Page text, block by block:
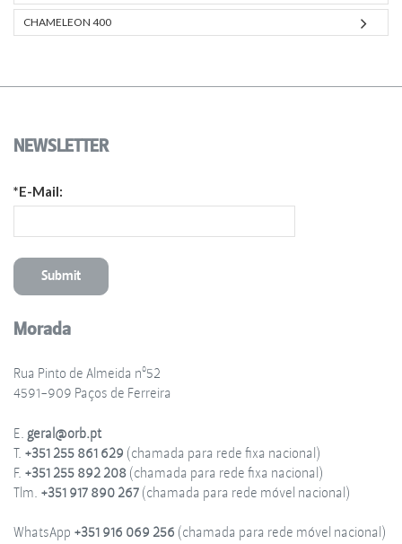
CHAMELEON 400
NEWSLETTER
*E-Mail:
Morada
Rua Pinto de Almeida nº52
4591-909 Paços de Ferreira
E. geral@orb.pt
T. +351 255 861 629 (chamada para rede fixa nacional)
F. +351 255 892 208(chamada para rede fixa nacional)
Tlm. +351 917 890 267(chamada para rede móvel nacional)
WhatsApp +351 916 069 256 (chamada para rede móvel nacional)